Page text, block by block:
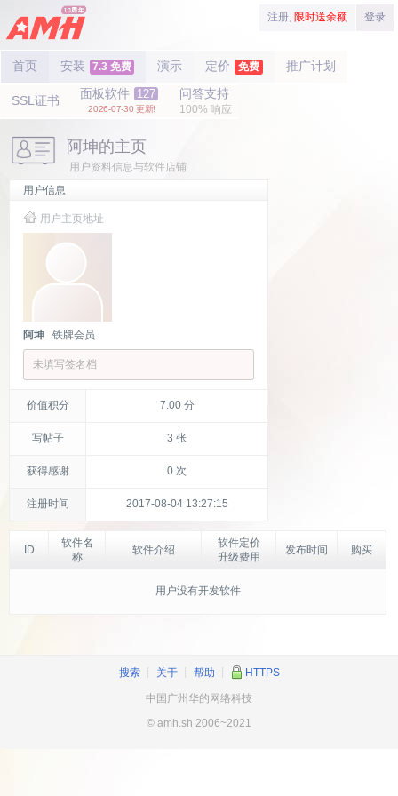
注册, 限时送余额 登录
首页 安装 7.3 免费 演示 定价 免费 推广计划
SSL证书 面板软件 127
2026-07-30 更新!
问答支持
100% 响应
阿坤的主页
用户资料信息与软件店铺
用户信息
用户主页地址
阿坤 铁牌会员
未填写签名档
价值积分 7.00 分
写帖子 3 张
获得感谢 0 次
注册时间 2017-08-04 13:27:15
ID
软件名
称
软件介绍
软件定价
升级费用
发布时间 购买
用户没有开发软件
搜索┊ 关于┊ 帮助 HTTPS
中国广州华的网络科技
© amh.sh 2006~2021